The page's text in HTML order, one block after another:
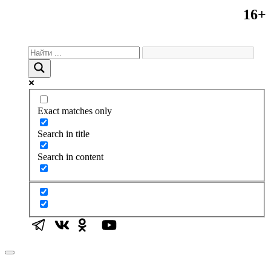
16+
Exact matches only
Search in title
Search in content